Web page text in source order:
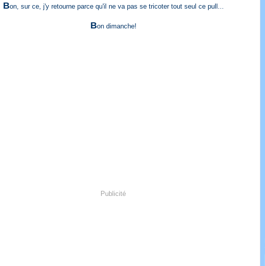
Bon, sur ce, j'y retourne parce qu'il ne va pas se tricoter tout seul ce pull...
Bon dimanche!
Publicité